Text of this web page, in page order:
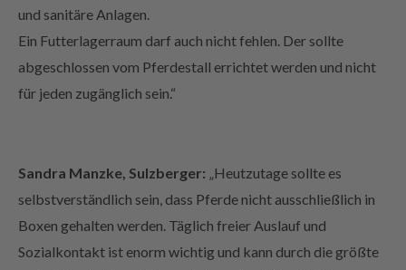
Ein Futterlagerraum darf auch nicht fehlen. Der sollte
abgeschlossen vom Pferdestall errichtet werden und nicht
für jeden zugänglich sein.“
selbstverständlich sein, dass Pferde nicht ausschließlich in
Boxen gehalten werden. Täglich freier Auslauf und
Sozialkontakt ist enorm wichtig und kann durch die größte
und schönste Box nicht ersetzt werden. Beim Stallbau an